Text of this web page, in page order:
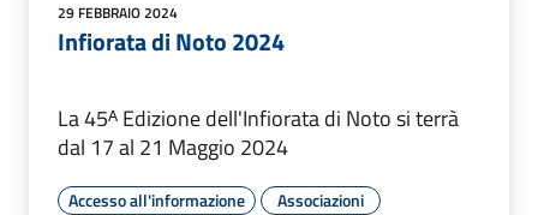
29 FEBBRAIO 2024
Infiorata di Noto 2024
La 45ᴬ Edizione dell'Infiorata di Noto si terrà
dal 17 al 21 Maggio 2024
Accesso all'informazione
Associazioni